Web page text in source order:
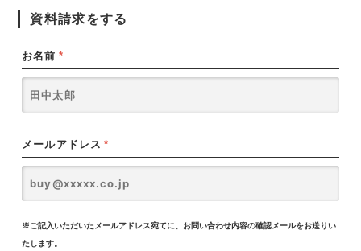
資料請求をする
お名前 *
メールアドレス *
※ご記入いただいたメールアドレス宛てに、お問い合わせ内容の確認メールをお送りい
たします。